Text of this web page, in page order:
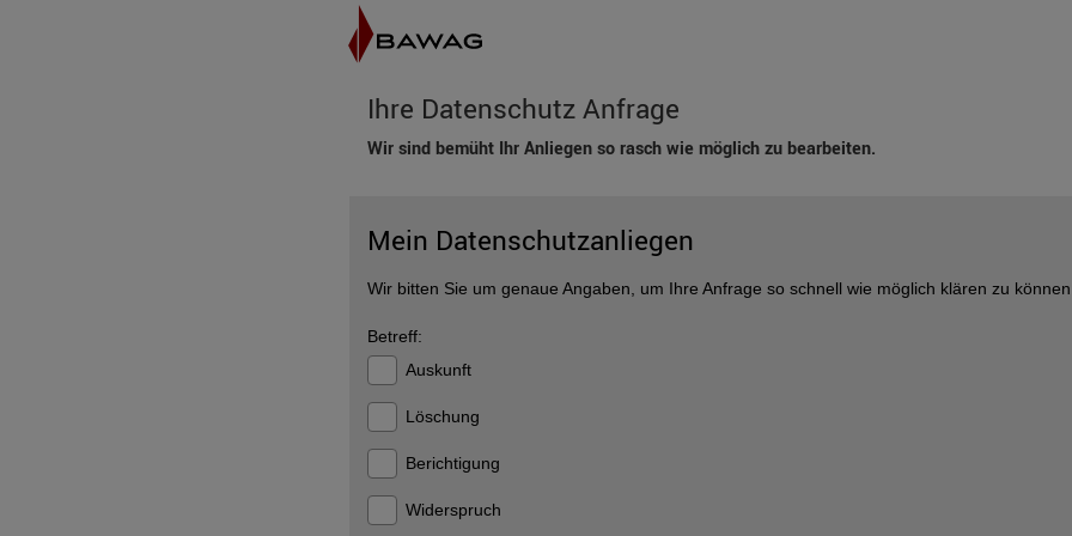
Ihre Datenschutz Anfrage
Wir sind bemüht Ihr Anliegen so rasch wie möglich zu bearbeiten.
Mein Datenschutzanliegen
Wir bitten Sie um genaue Angaben, um Ihre Anfrage so schnell wie möglich klären zu
Betreff:
Auskunft
Löschung
Berichtigung
Widerspruch